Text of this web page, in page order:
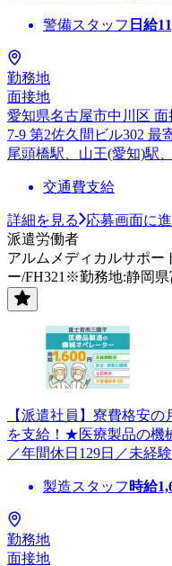
警備スタッフ 日給
勤務地
面接地
愛知県名古屋市中川区
7-9 第2佐久間ビル302 最
尾頭橋駅、山王(愛知)駅
交通費支給
詳細を見る
応募画面に
派遣労働者
アルムメディカルサポー
ー/FH321※勤務地:静岡県
【派遣社員】寮費格安
を支給！★医療製品の機
／年間休日129日／未経
製造スタッフ 時給
勤務地
面接地